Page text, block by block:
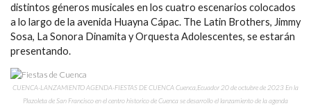
distintos géneros musicales en los cuatro escenarios colocados
a lo largo de la avenida Huayna Cápac. The Latin Brothers, Jimmy
Sosa, La Sonora Dinamita y Orquesta Adolescentes, se estarán
presentando.
CUENCA-LANZAMIENTO AGENDA-FIESTAS DE CUENCA Cuenca,Ecuador 20 de octubre de 2023 En la
Plazoleta de San Francisco en el centro historico de Cuenca se desarrollo el lanzamiento de la agenda